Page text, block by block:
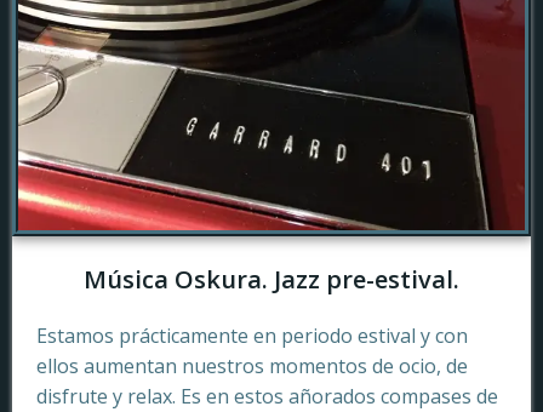
Música Oskura. Jazz pre-estival.
Estamos prácticamente en periodo estival y con
ellos aumentan nuestros momentos de ocio, de
disfrute y relax. Es en estos añorados compases de